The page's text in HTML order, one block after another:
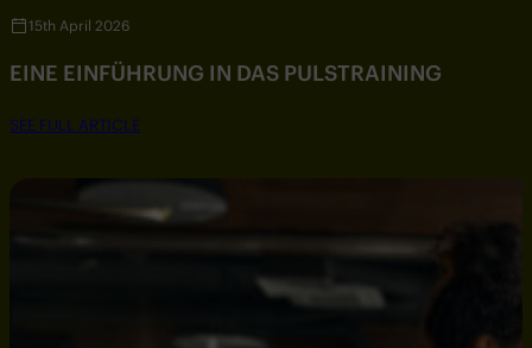
15th April 2026
EINE EINFÜHRUNG IN DAS PULSTRAINING
SEE FULL ARTICLE